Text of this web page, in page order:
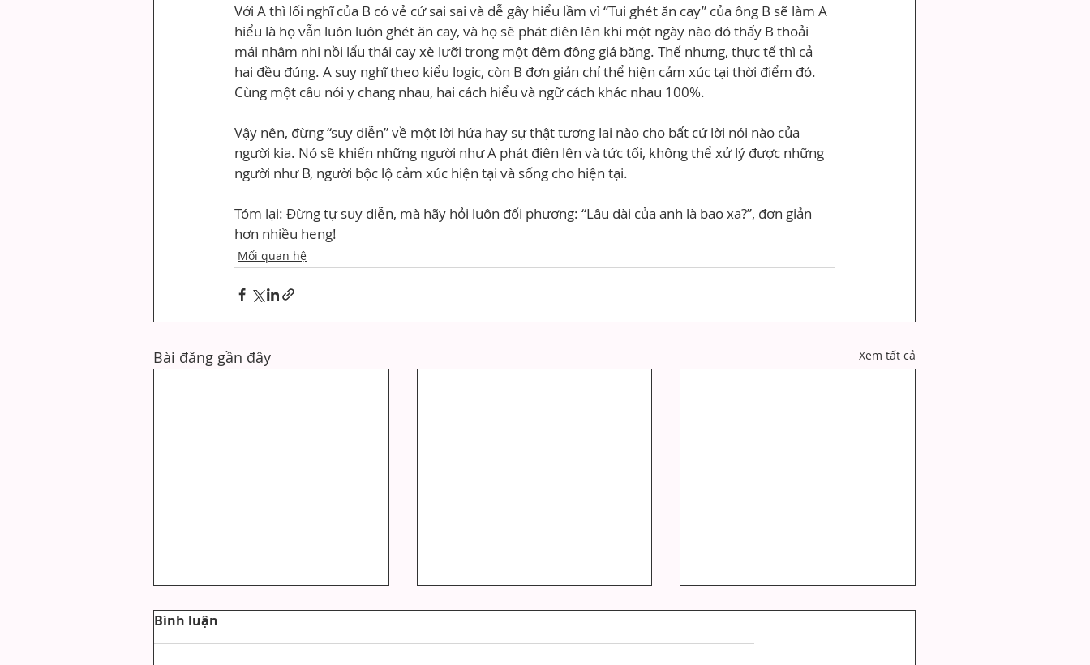
Với A thì lối nghĩ của B có vẻ cứ sai sai và dễ gây hiểu lầm vì “Tui ghét ăn cay” của ông B sẽ làm A
hiểu là họ vẫn luôn luôn ghét ăn cay, và họ sẽ phát điên lên khi một ngày nào đó thấy B thoải
mái nhâm nhi nồi lẩu thái cay xè lưỡi trong một đêm đông giá băng. Thế nhưng, thực tế thì cả
hai đều đúng. A suy nghĩ theo kiểu logic, còn B đơn giản chỉ thể hiện cảm xúc tại thời điểm đó.
Cùng một câu nói y chang nhau, hai cách hiểu và ngữ cách khác nhau 100%.
Vậy nên, đừng “suy diễn” về một lời hứa hay sự thật tương lai nào cho bất cứ lời nói nào của
người kia. Nó sẽ khiến những người như A phát điên lên và tức tối, không thể xử lý được những
người như B, người bộc lộ cảm xúc hiện tại và sống cho hiện tại.
Tóm lại: Đừng tự suy diễn, mà hãy hỏi luôn đối phương: “Lâu dài của anh là bao xa?”, đơn giản
hơn nhiều heng!
Mối quan hệ
Bài đăng gần đây Xem tất cả
Bình luận